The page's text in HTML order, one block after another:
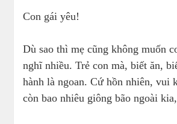
Con gái yêu!
Dù sao thì mẹ cũng không muốn
nghĩ nhiều. Trẻ con mà, biết ăn,
hành là ngoan. Cứ hồn nhiên, vui
còn bao nhiêu giông bão ngoài